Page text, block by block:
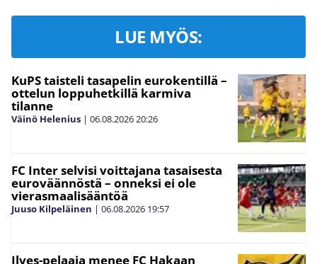
LUE MYÖS:
KuPS taisteli tasapelin eurokentillä –
ottelun loppuhetkillä karmiva
tilanne
Väinö Helenius | 06.08.202620:26
FC Inter selvisi voittajana tasaisesta
euroväännöstä – onneksi ei ole
vierasmaalisääntöä
Juuso Kilpeläinen | 06.08.2026 19:57
Ilves-pelaaja menee FC Hakaan